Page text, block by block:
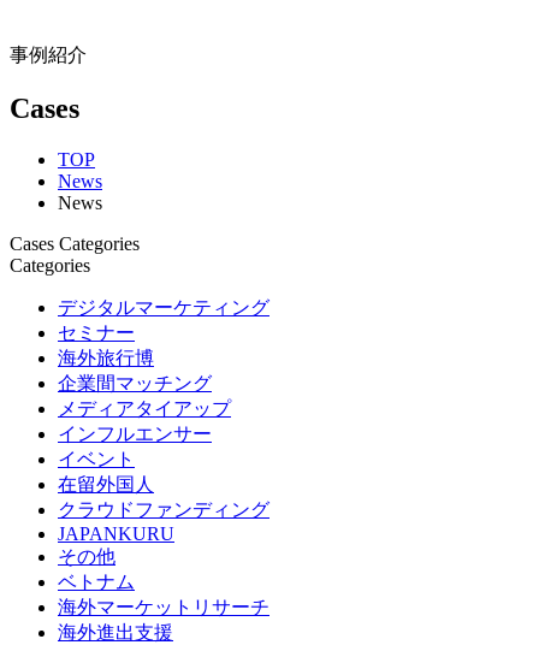
事例紹介
Cases
TOP
News
News
Cases Categories
Categories
デジタルマーケティング
セミナー
海外旅行博
企業間マッチング
メディアタイアップ
インフルエンサー
イベント
在留外国人
クラウドファンディング
JAPANKURU
その他
ベトナム
海外マーケットリサーチ
海外進出支援